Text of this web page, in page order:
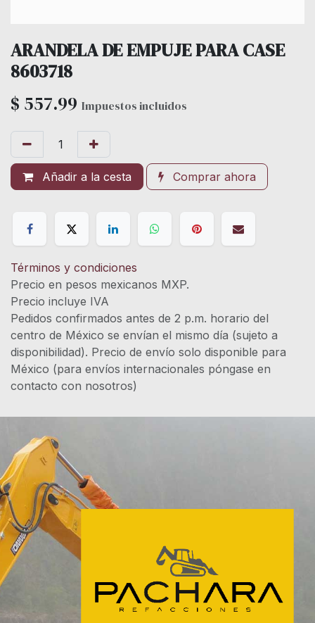
ARANDELA DE EMPUJE PARA CASE
8603718
$ 557.99 Impuestos incluidos
Añadir a la cesta Comprar ahora
Términos y condiciones
Precio en pesos mexicanos MXP.
Precio incluye IVA
Pedidos confirmados antes de 2 p.m. horario del
centro de México se envían el mismo día (sujeto a
disponibilidad). Precio de envío solo disponible para
México (para envíos internacionales póngase en
contacto con nosotros)